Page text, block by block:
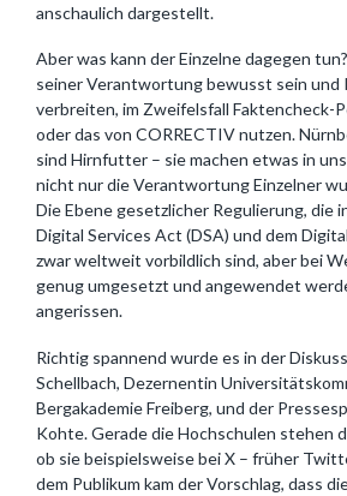
anschaulich dargestellt.
Aber was kann der Einzelne dagegen
seiner Verantwortung bewusst sein und
verbreiten, im Zweifelsfall Faktencheck-
oder das von CORRECTIV nutzen.
sind Hirnfutter – sie machen etwas in
nicht nur die Verantwortung Einzelner
Die Ebene gesetzlicher Regulierung, die
Digital Services Act (DSA) und dem
zwar weltweit vorbildlich sind, aber bei
genug umgesetzt und angewendet
angerissen.
Richtig spannend wurde es in der
Schellbach, Dezernentin
Bergakademie Freiberg, und der
Kohte. Gerade die Hochschulen stehen
ob sie beispielsweise bei X – früher
dem Publikum kam der Vorschlag, dass